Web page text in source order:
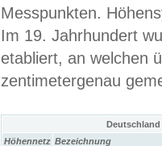
Messpunkten.
Im 19. Jahrhundert
etabliert, an welchen
zentimetergenau
Höhennetz Bezeichnung